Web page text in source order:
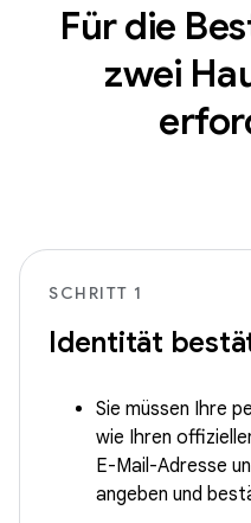
Für die
zwei
SCHRITT 1
Identität
Sie müssen Ihre
wie Ihren
E-Mail-Adresse
angeben und